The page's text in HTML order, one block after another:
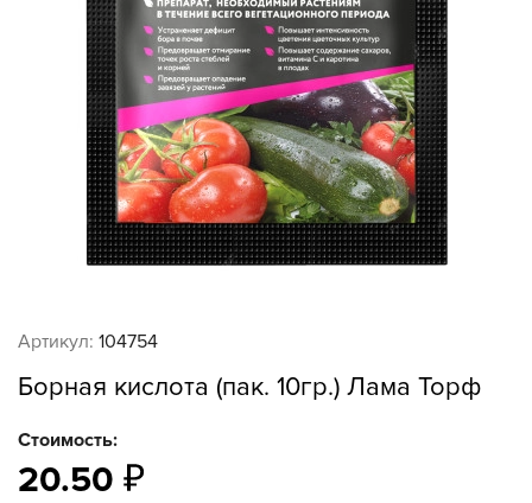
Артикул: 104754
Борная кислота (пак. 10гр.) Лама Торф
Стоимость:
20.50